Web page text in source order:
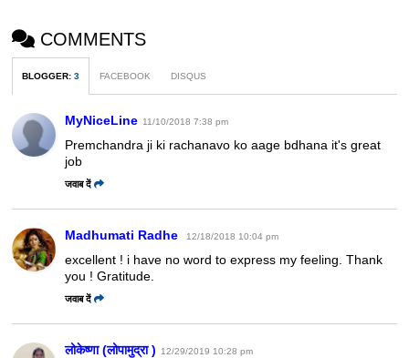
COMMENTS
BLOGGER:3 FACEBOOK DISQUS
MyNiceLine 11/10/2018 7:38 pm
Premchandra ji ki rachanavo ko aage bdhana it's great
job
जवाब दें
Madhumati Radhe 12/18/2018 10:04 pm
excellent ! i have no word to express my feeling. Thank
you ! Gratitude.
जवाब दें
लोकेष्णा (लोपामुद्रा ) 12/29/2019 10:28 pm